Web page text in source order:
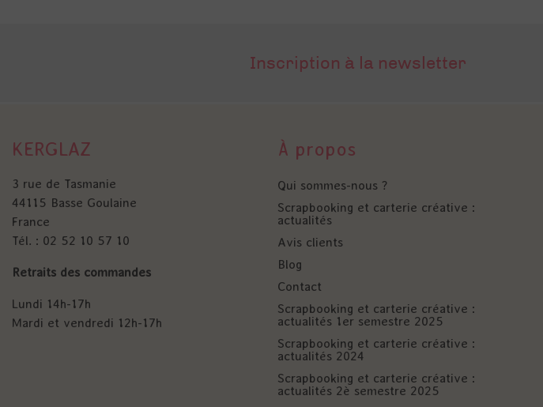
Inscription à la newsletter
KERGLAZ
3 rue de Tasmanie
44115 Basse Goulaine
France
Tél. : 02 52 10 57 10
Retraits des commandes
Lundi 14h-17h
Mardi et vendredi 12h-17h
À propos
Qui sommes-nous ?
Scrapbooking et carterie créative :
actualités
Avis clients
Blog
Contact
Scrapbooking et carterie créative :
actualités 1er semestre 2025
Scrapbooking et carterie créative :
actualités 2024
Scrapbooking et carterie créative :
actualités 2è semestre 2025